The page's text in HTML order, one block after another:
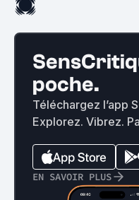
poche.
Téléchargez l’app
Explorez. Vibrez.
EN SAVOIR PLUS